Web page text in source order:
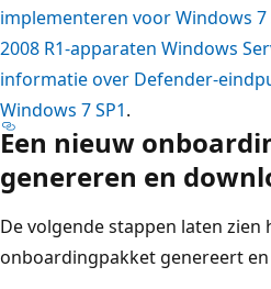
implementeren voor Windows 7
2008 R1-apparaten Windows
informatie over Defender-
Windows 7 SP1.
Een nieuw
genereren en
De volgende stappen laten zien
onboardingpakket genereert